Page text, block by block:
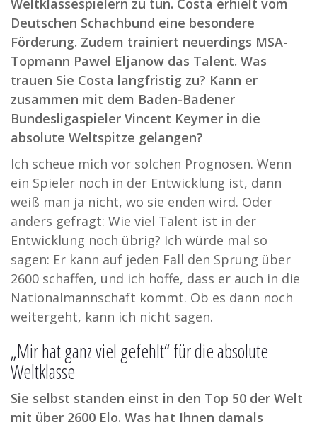
Weltklassespielern zu tun. Costa erhielt vom
Deutschen Schachbund eine besondere
Förderung. Zudem trainiert neuerdings MSA-
Topmann Pawel Eljanow das Talent. Was
trauen Sie Costa langfristig zu? Kann er
zusammen mit dem Baden-Badener
Bundesligaspieler Vincent Keymer in die
absolute Weltspitze gelangen?
Ich scheue mich vor solchen Prognosen. Wenn
ein Spieler noch in der Entwicklung ist, dann
weiß man ja nicht, wo sie enden wird. Oder
anders gefragt: Wie viel Talent ist in der
Entwicklung noch übrig? Ich würde mal so
sagen: Er kann auf jeden Fall den Sprung über
2600 schaffen, und ich hoffe, dass er auch in die
Nationalmannschaft kommt. Ob es dann noch
weitergeht, kann ich nicht sagen.
„Mir hat ganz viel gefehlt“ für die absolute
Weltklasse
Sie selbst standen einst in den Top 50 der Welt
mit über 2600 Elo. Was hat Ihnen damals